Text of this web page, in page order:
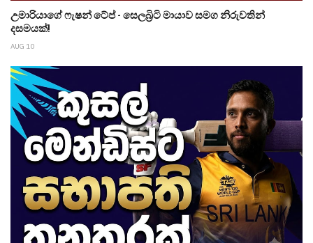
උමාරියාගේ ෆැෂන් ටේප් - සෙලබ්‍රිටි මායාව සමග නිරුවතින්
දසමයක්!
AUG 10